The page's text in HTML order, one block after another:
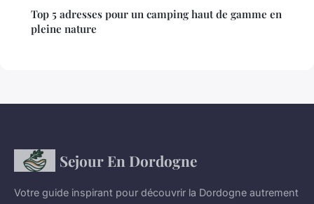
Top 5 adresses pour un camping haut de gamme en
pleine nature
Sejour En Dordogne
Votre guide inspirant pour découvrir la Dordogne autrement